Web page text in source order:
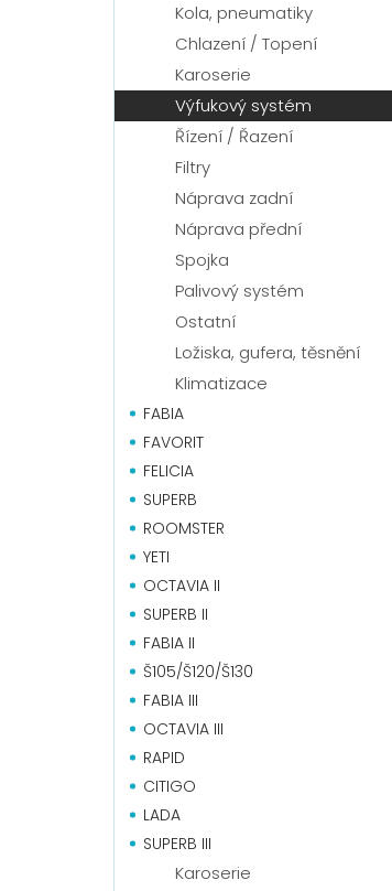
Kola, pneumatiky
Chlazení / Topení
Karoserie
Výfukový systém
Řízení / Řazení
Filtry
Náprava zadní
Náprava přední
Spojka
Palivový systém
Ostatní
Ložiska, gufera, těsnění
Klimatizace
FABIA
FAVORIT
FELICIA
SUPERB
ROOMSTER
YETI
OCTAVIA II
SUPERB II
FABIA II
Š105/Š120/Š130
FABIA III
OCTAVIA III
RAPID
CITIGO
LADA
SUPERB III
Karoserie